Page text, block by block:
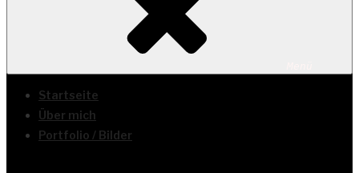
Startseite
Über mich
Portfolio / Bilder